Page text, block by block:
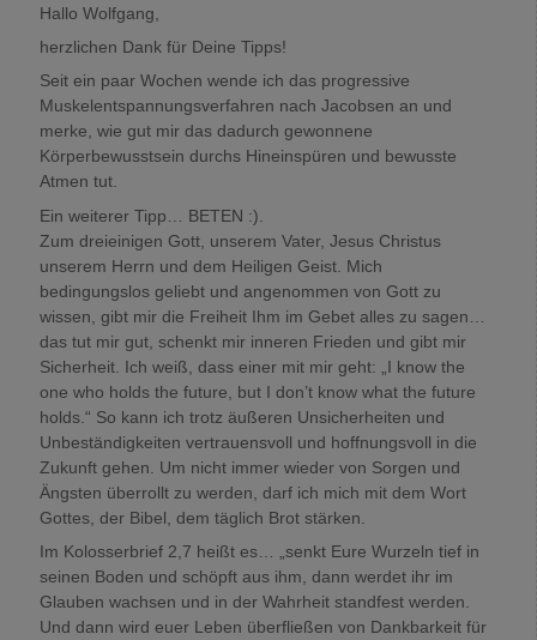
Hallo Wolfgang,
herzlichen Dank für Deine Tipps!
Seit ein paar Wochen wende ich das progressive
Muskelentspannungsverfahren nach Jacobsen an und
merke, wie gut mir das dadurch gewonnene
Körperbewusstsein durchs Hineinspüren und bewusste
Atmen tut.
Ein weiterer Tipp… BETEN :).
Zum dreieinigen Gott, unserem Vater, Jesus Christus
unserem Herrn und dem Heiligen Geist. Mich
bedingungslos geliebt und angenommen von Gott zu
wissen, gibt mir die Freiheit Ihm im Gebet alles zu sagen…
das tut mir gut, schenkt mir inneren Frieden und gibt mir
Sicherheit. Ich weiß, dass einer mit mir geht: „I know the
one who holds the future, but I don’t know what the future
holds.“ So kann ich trotz äußeren Unsicherheiten und
Unbeständigkeiten vertrauensvoll und hoffnungsvoll in die
Zukunft gehen. Um nicht immer wieder von Sorgen und
Ängsten überrollt zu werden, darf ich mich mit dem Wort
Gottes, der Bibel, dem täglich Brot stärken.
Im Kolosserbrief 2,7 heißt es… „senkt Eure Wurzeln tief in
seinen Boden und schöpft aus ihm, dann werdet ihr im
Glauben wachsen und in der Wahrheit standfest werden.
Und dann wird euer Leben überfließen von Dankbarkeit für